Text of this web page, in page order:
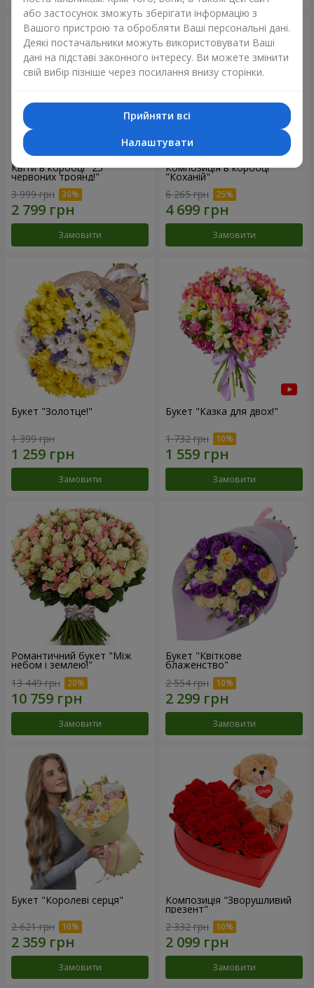
Квіти в коробці "25
червоних троянд!"
3 999 грн
Замовити
Композиція в коробці
"Коханій"
6 265 грн
Замовити
Букет "Золотце!"
1 399 грн
Замовити
Букет "Казка для двох!"
1 732 грн
Замовити
Романтичний букет "Між
небом і землею!"
13 449 грн
Замовити
Букет "Квіткове
блаженство"
2 554 грн
Замовити
Букет "Королеві серця"
2 621 грн
Замовити
Композиція "Зворушливий
презент"
2 332 грн
Замовити
або застосунок зможуть зберігати інформацію з
Вашого пристрою та обробляти Ваші персональні дані.
Деякі постачальники можуть використовувати Ваші
дані на підставі законного інтересу. Ви можете змінити
свій вибір пізніше через посилання внизу сторінки.
Прийняти всі
Налаштувати